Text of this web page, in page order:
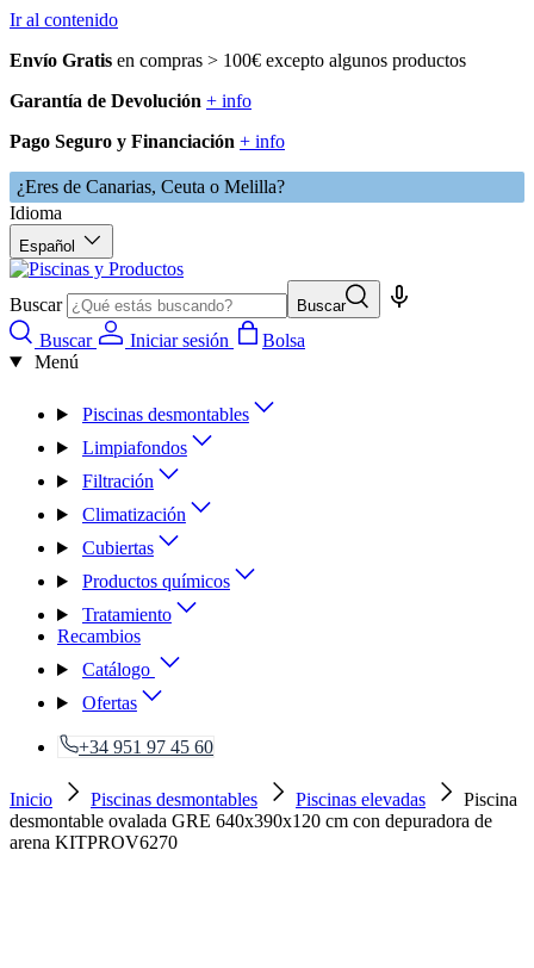
Ir al contenido
Envío Gratis en compras > 100€ excepto algunos productos
Garantía de Devolución + info
Pago Seguro y Financiación + info
¿Eres de Canarias, Ceuta o Melilla?
Idioma
Español
Buscar Buscar
Buscar Iniciar sesión
Bolsa
Menú
Piscinas desmontables
Limpiafondos
Filtración
Climatización
Cubiertas
Productos químicos
Tratamiento
Recambios
Catálogo
Ofertas
+34 951 97 45 60
Inicio Piscinas desmontables Piscinas elevadas
Piscina
desmontable ovalada GRE 640x390x120 cm con depuradora de
arena KITPROV6270